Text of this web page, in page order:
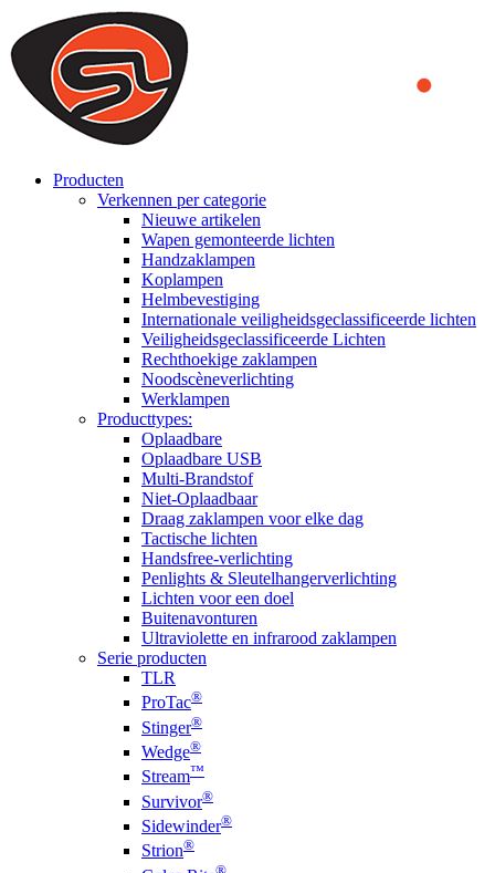
We use cookies to ensure that we provide you the best experience
on our website. By continuing to browse this website, you accept
that cookies are used to help us analyze how the website is used and
to offer you a better experience. To learn more or to find out how
you can disable cookies, you can access our
Producten
Verkennen per categorie
Nieuwe artikelen
Wapen gemonteerde lichten
Handzaklampen
Koplampen
Helmbevestiging
Internationale veiligheidsgeclassificeerde lichten
Veiligheidsgeclassificeerde Lichten
Rechthoekige zaklampen
Noodscèneverlichting
Werklampen
Producttypes:
Oplaadbare
Oplaadbare USB
Multi-Brandstof
Niet-Oplaadbaar
Draag zaklampen voor elke dag
Tactische lichten
Handsfree-verlichting
Penlights & Sleutelhangerverlichting
Lichten voor een doel
Buitenavonturen
Ultraviolette en infrarood zaklampen
Serie producten
TLR
ProTac®
Stinger®
Wedge®
Stream™
Survivor®
Sidewinder®
Strion®
®